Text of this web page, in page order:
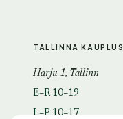
TALLINNA KAUPLUS
Harju 1, Tallinn
E–R 10–19
L–P 10–17